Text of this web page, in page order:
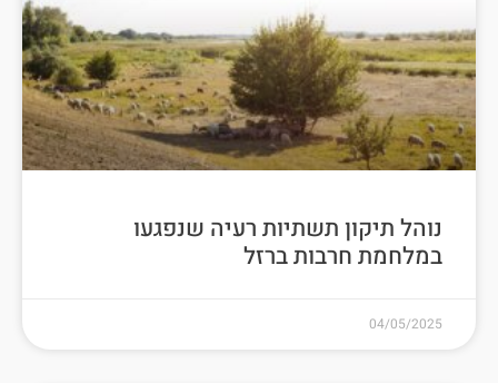
נוהל תיקון תשתיות רעיה שנפגעו
במלחמת חרבות ברזל
04/05/2025